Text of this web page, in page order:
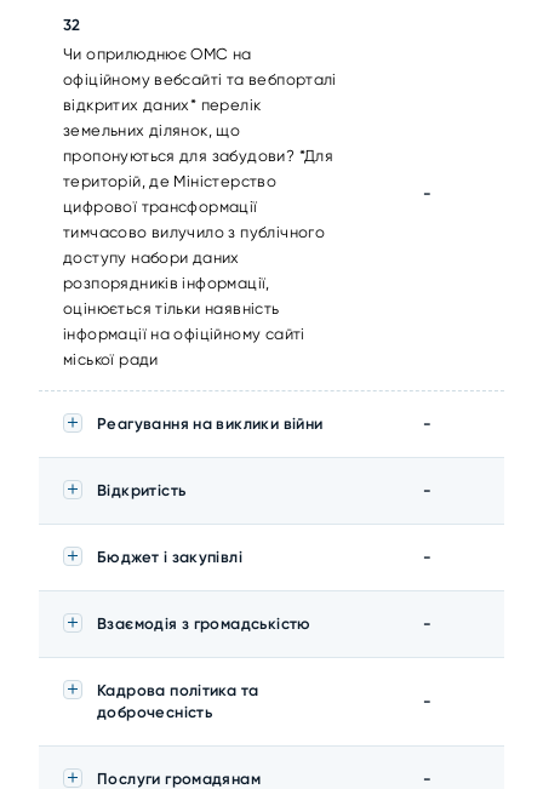
32
Чи оприлюднює ОМС на
офіційному вебсайті та вебпорталі
відкритих даних* перелік
земельних ділянок, що
пропонуються для забудови? *Для
територій, де Міністерство
цифрової трансформації
тимчасово вилучило з публічного
доступу набори даних
розпорядників інформації,
оцінюється тільки наявність
інформації на офіційному сайті
міської ради
-
Реагування на виклики війни -
Відкритість -
Бюджет і закупівлі -
Взаємодія з громадськістю -
Кадрова політика та
доброчесність
-
Послуги громадянам -